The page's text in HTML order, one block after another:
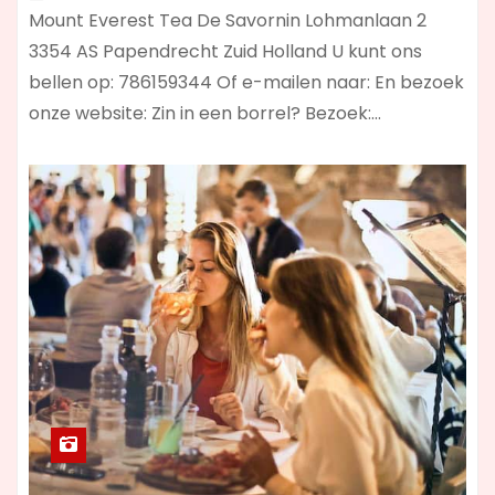
Mount Everest Tea De Savornin Lohmanlaan 2
3354 AS Papendrecht Zuid Holland U kunt ons
bellen op: 786159344 Of e-mailen naar: En bezoek
onze website: Zin in een borrel? Bezoek:…